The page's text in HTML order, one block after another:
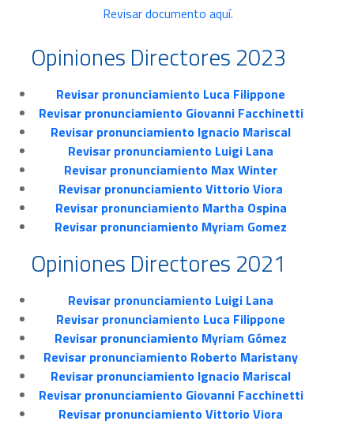
Revisar documento aquí.
Opiniones Directores 2023
Revisar pronunciamiento Luca Filippone
Revisar pronunciamiento Giovanni Facchinetti
Revisar pronunciamiento Ignacio Mariscal
Revisar pronunciamiento Luigi Lana
Revisar pronunciamiento Max Winter
Revisar pronunciamiento Vittorio Viora
Revisar pronunciamiento Martha Ospina
Revisar pronunciamiento Myriam Gomez
Opiniones Directores 2021
Revisar pronunciamiento Luigi Lana
Revisar pronunciamiento Luca Filippone
Revisar pronunciamiento Myriam Gómez
Revisar pronunciamiento Roberto Maristany
Revisar pronunciamiento Ignacio Mariscal
Revisar pronunciamiento Giovanni Facchinetti
Revisar pronunciamiento Vittorio Viora